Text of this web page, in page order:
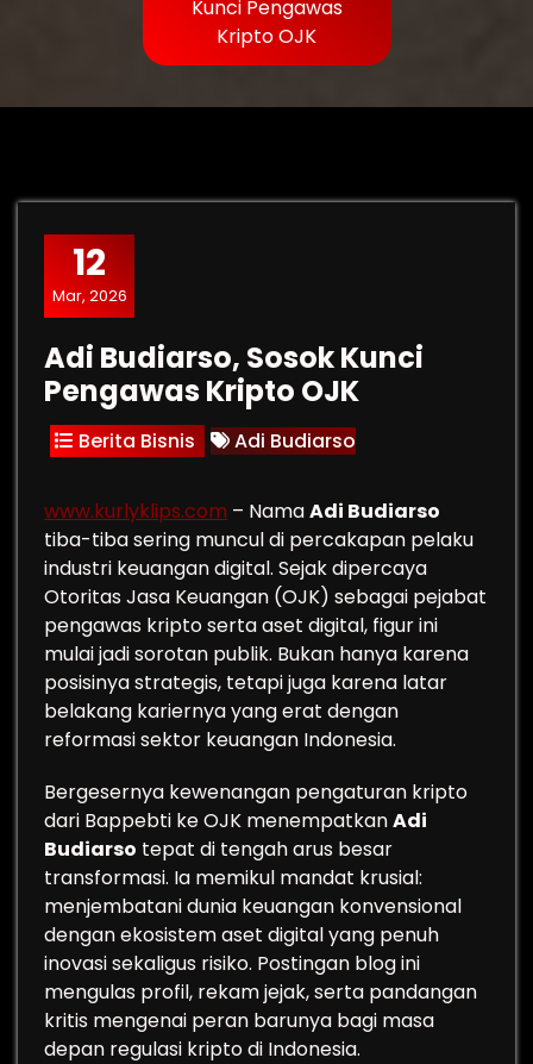
Kunci Pengawas
Kripto OJK
12
Mar, 2026
Adi Budiarso, Sosok Kunci
Pengawas Kripto OJK
Berita Bisnis Adi Budiarso
www.kurlyklips.com – NamaAdi Budiarso
tiba-tiba sering muncul di percakapan pelaku
industri keuangan digital. Sejak dipercaya
Otoritas Jasa Keuangan (OJK) sebagai pejabat
pengawas kripto serta aset digital, figur ini
mulai jadi sorotan publik. Bukan hanya karena
posisinya strategis, tetapi juga karena latar
belakang kariernya yang erat dengan
reformasi sektor keuangan Indonesia.
Bergesernya kewenangan pengaturan kripto
dari Bappebti ke OJK menempatkanAdi
Budiarso tepat di tengah arus besar
transformasi. Ia memikul mandat krusial:
menjembatani dunia keuangan konvensional
dengan ekosistem aset digital yang penuh
inovasi sekaligus risiko. Postingan blog ini
mengulas profil, rekam jejak, serta pandangan
kritis mengenai peran barunya bagi masa
depan regulasi kripto di Indonesia.